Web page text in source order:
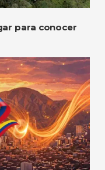
para conocer